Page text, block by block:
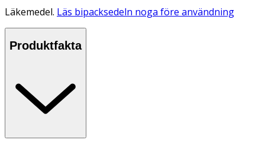
Läkemedel. Läs bipacksedeln noga före användning
Produktfakta